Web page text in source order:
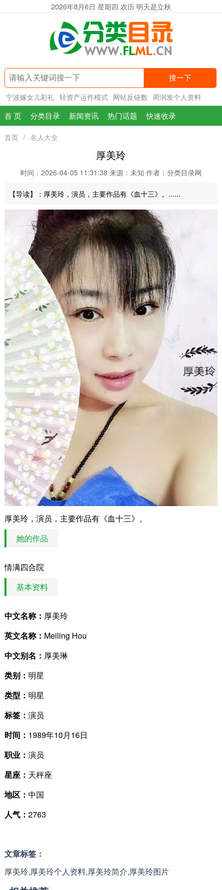
2026年8月6日 星期四 农历 明天是立秋
搜一下
宁波嫁女儿彩礼 轻资产运作模式 网站反链数 周润发个人资料
首 页 分类目录 新闻资讯 热门话题 快速收录
首页 / 名人大全
厚美玲
时间：2026-04-05 11:31:38 来源：未知 作者：分类目录网
【导读】：厚美玲，演员，主要作品有《血十三》。......
厚美玲，演员，主要作品有《血十三》。
她的作品
情满四合院
基本资料
中文名称： 厚美玲
英文名称： Meiling Hou
中文别名： 厚美琳
类别： 明星
类型： 明星
标签： 演员
时间： 1989年10月16日
职业： 演员
星座： 天秤座
地区： 中国
人气： 2763
文章标签：
厚美玲,厚美玲个人资料,厚美玲简介,厚美玲图片